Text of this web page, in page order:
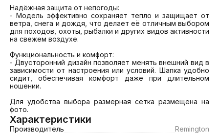
Надёжная защита от непогоды:
- Модель эффективно сохраняет тепло и защищает от
ветра, снега и дождя, что делает её отличным выбором
для походов, охоты, рыбалки и других видов активности
на свежем воздухе.
Функциональность и комфорт:
- Двусторонний дизайн позволяет менять внешний вид в
зависимости от настроения или условий. Шапка удобно
сидит, обеспечивая комфорт даже при длительном
ношении.
Для удобства выбора размерная сетка размещена на
фото.
Характеристики
Производитель
Remington